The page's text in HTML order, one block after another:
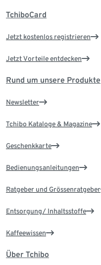
TchiboCard
Jetzt kostenlos registrieren
Jetzt Vorteile entdecken
Rund um unsere Produkte
Newsletter
Tchibo Kataloge & Magazine
Geschenkkarte
Bedienungsanleitungen
Ratgeber und Grössenratgeber
Entsorgung/ Inhaltsstoffe
Kaffeewissen
Über Tchibo